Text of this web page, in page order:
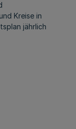
Kreise in
jährlich